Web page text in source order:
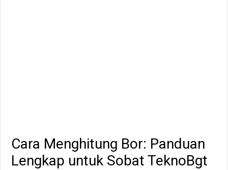
Cara Menghitung Bor: Panduan
Lengkap untuk Sobat TeknoBgt